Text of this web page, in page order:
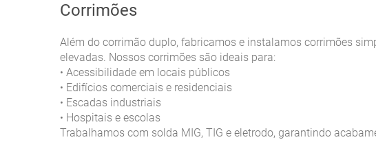
Corrimões
Além do corrimão duplo, fabricamos e instalamos corrimões
elevadas. Nossos corrimões são ideais para:
• Acessibilidade em locais públicos
• Edifícios comerciais e residenciais
• Escadas industriais
• Hospitais e escolas
Trabalhamos com solda MIG, TIG e eletrodo, garantindo